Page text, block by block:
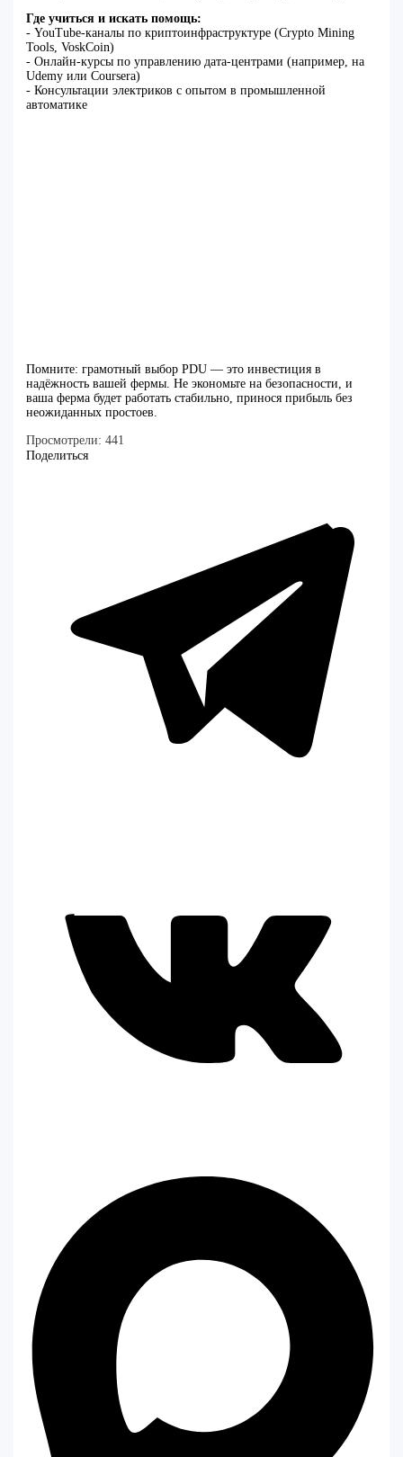
Где учиться и искать помощь:
- YouTube-каналы по криптоинфраструктуре (Crypto Mining
Tools, VoskCoin)
- Онлайн-курсы по управлению дата-центрами (например, на
Udemy или Coursera)
- Консультации электриков с опытом в промышленной
автоматике
Помните: грамотный выбор PDU — это инвестиция в
надёжность вашей фермы. Не экономьте на безопасности, и
ваша ферма будет работать стабильно, принося прибыль без
неожиданных простоев.
Просмотрели: 441
Поделиться